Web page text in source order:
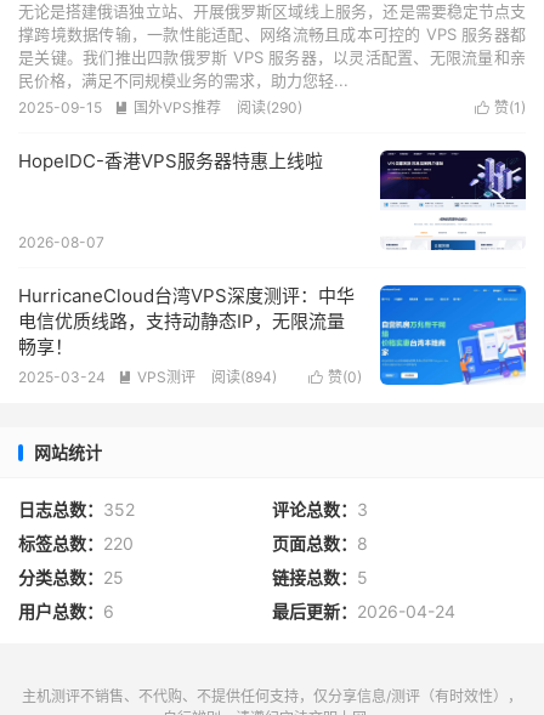
无论是搭建俄语独立站、开展俄罗斯区域线上服务，还是需要稳定节点支
撑跨境数据传输，一款性能适配、网络流畅且成本可控的 VPS 服务器都
是关键。我们推出四款俄罗斯 VPS 服务器，以灵活配置、无限流量和亲
民价格，满足不同规模业务的需求，助力您轻...
 赞(1 )
2025-09-15  国外VPS推荐 阅读(290)
HopeIDC-香港VPS服务器特惠上线啦
2026-08-07
HurricaneCloud台湾VPS深度测评：中华
电信优质线路，支持动静态IP，无限流量
畅享！
 赞(0)
2025-03-24  VPS测评 阅读(894)
网站统计
日志总数： 352 评论总数： 3
标签总数： 220 页面总数： 8
分类总数： 25 链接总数： 5
用户总数： 6 最后更新： 2026-04-24
主机测评不销售、不代购、不提供任何支持，仅分享信息/测评（有时效性），